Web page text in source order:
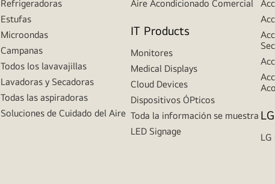
Refrigeradoras
Estufas
Microondas
Campanas
Todos los lavavajillas
Lavadoras y Secadoras
Todas las aspiradoras
Soluciones de Cuidado del Aire
Aire Acondicionado Comercial
IT Products
Monitores
Medical Displays
Cloud Devices
Dispositivos ÓPticos
Toda la información se muestra
LED Signage